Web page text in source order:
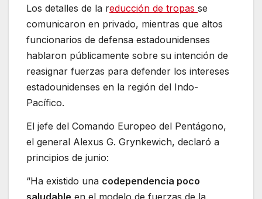
Los detalles de la reducción de tropas se
comunicaron en privado, mientras que altos
funcionarios de defensa estadounidenses
hablaron públicamente sobre su intención de
reasignar fuerzas para defender los intereses
estadounidenses en la región del Indo-
Pacífico.
El jefe del Comando Europeo del Pentágono,
el general Alexus G. Grynkewich, declaró a
principios de junio:
“Ha existido una codependencia poco
saludable en el modelo de fuerzas de la